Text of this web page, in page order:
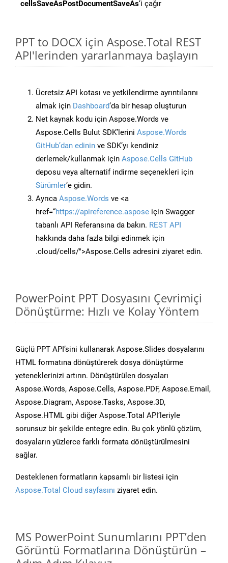
cellsSaveAsPostDocumentSaveAs‘i çağır
PPT to DOCX için Aspose.Total REST
API'lerinden yararlanmaya başlayın
Ücretsiz API kotası ve yetkilendirme ayrıntılarını
almak için Dashboard‘da bir hesap oluşturun
Net kaynak kodu için Aspose.Words ve
Aspose.Cells Bulut SDK’lerini Aspose.Words
GitHub’dan edinin ve SDK’yı kendiniz
derlemek/kullanmak için Aspose.Cells GitHub
deposu veya alternatif indirme seçenekleri için
Sürümler‘e gidin.
Ayrıca Aspose.Words ve <a
href=“https://apireference.aspose için Swagger
tabanlı API Referansına da bakın. REST API
hakkında daha fazla bilgi edinmek için
.cloud/cells/">Aspose.Cells adresini ziyaret edin.
PowerPoint PPT Dosyasını Çevrimiçi
Dönüştürme: Hızlı ve Kolay Yöntem
Güçlü PPT API’sini kullanarak Aspose.Slides dosyalarını
HTML formatına dönüştürerek dosya dönüştürme
yeteneklerinizi artırın. Dönüştürülen dosyaları
Aspose.Words, Aspose.Cells, Aspose.PDF, Aspose.Email,
Aspose.Diagram, Aspose.Tasks, Aspose.3D,
Aspose.HTML gibi diğer Aspose.Total API’leriyle
sorunsuz bir şekilde entegre edin. Bu çok yönlü çözüm,
dosyaların yüzlerce farklı formata dönüştürülmesini
sağlar.
Desteklenen formatların kapsamlı bir listesi için
Aspose.Total Cloud sayfasını ziyaret edin.
MS PowerPoint Sunumlarını PPT’den
Görüntü Formatlarına Dönüştürün –